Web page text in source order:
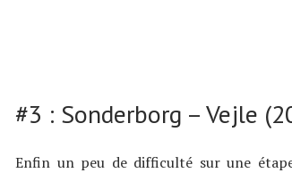
#3 : Sonderborg – Vejle
Enfin un peu de difficulté sur une